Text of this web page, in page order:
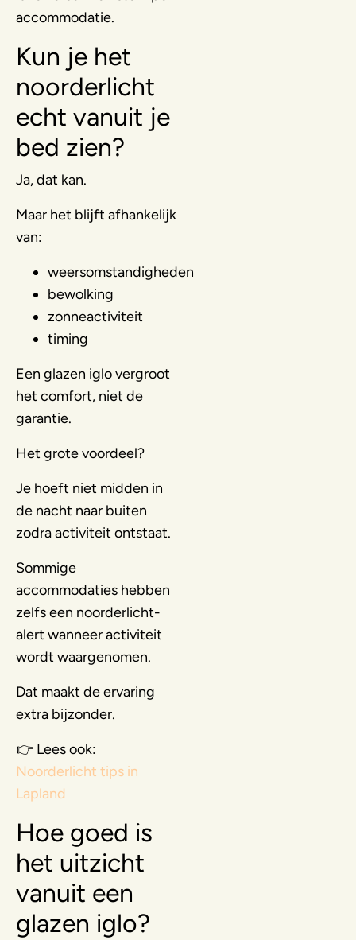
accommodatie.
Kun je het
noorderlicht
echt vanuit je
bed zien?
Ja, dat kan.
Maar het blijft afhankelijk
van:
weersomstandigheden
bewolking
zonneactiviteit
timing
Een glazen iglo vergroot
het comfort, niet de
garantie.
Het grote voordeel?
Je hoeft niet midden in
de nacht naar buiten
zodra activiteit ontstaat.
Sommige
accommodaties hebben
zelfs een noorderlicht-
alert wanneer activiteit
wordt waargenomen.
Dat maakt de ervaring
extra bijzonder.
👉 Lees ook:
Noorderlicht tips in
Lapland
Hoe goed is
het uitzicht
vanuit een
glazen iglo?